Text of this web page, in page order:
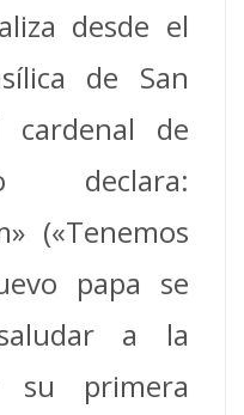
desde el
de San
cardenal de
declara:
(«Tenemos
papa se
a la
primera